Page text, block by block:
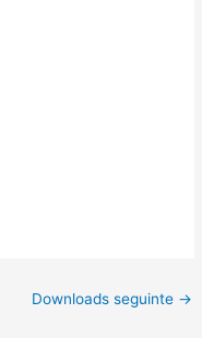
Downloads seguinte →